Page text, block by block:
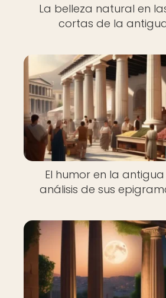
La belleza natural en
cortas de la
El humor en la antigua
análisis de sus